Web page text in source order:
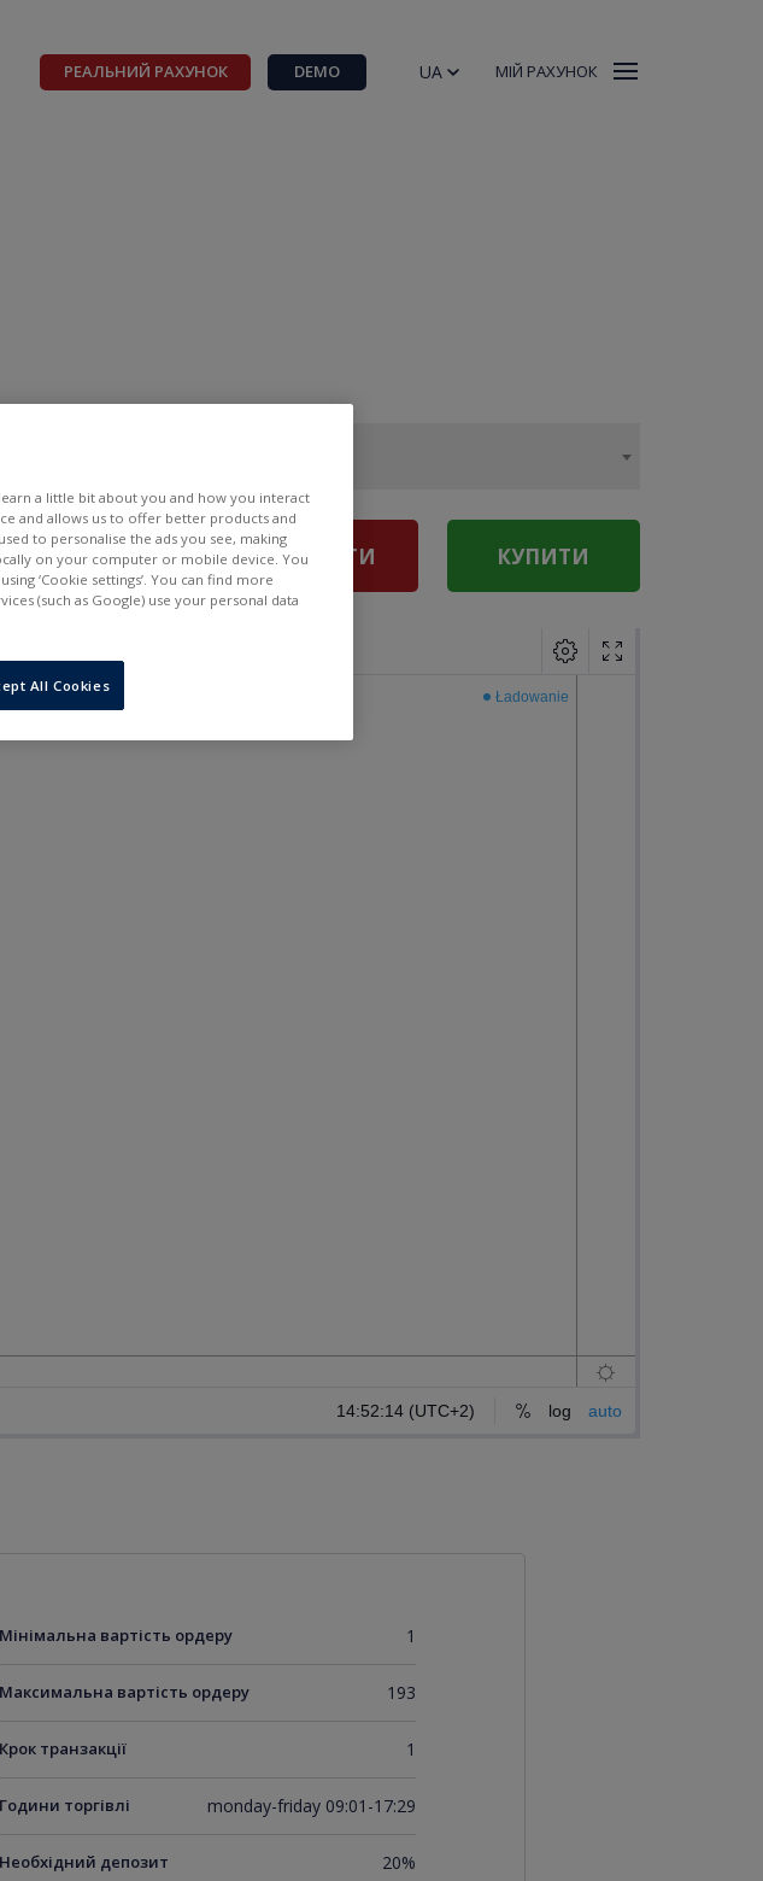
РЕАЛЬНИЙ РАХУНОК DEMO UA МІЙ РАХУНОК
ASK
--- ПРОДАТИ КУПИТИ
Мінімальна вартість ордеру 1
Максимальна вартість ордеру 193
Крок транзакції 1
Години торгівлі monday-friday 09:01-17:29
Необхідний депозит 20%
a little bit about you and how you interact
and allows us to offer better products and
to personalise the ads you see, making
on your computer or mobile device. You
‘Cookie settings’. You can find more
(such as Google) use your personal data
All Cookies